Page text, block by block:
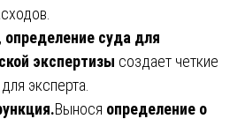
определение суда для
экспертизы создает четкие
эксперта.
Вынося определение о